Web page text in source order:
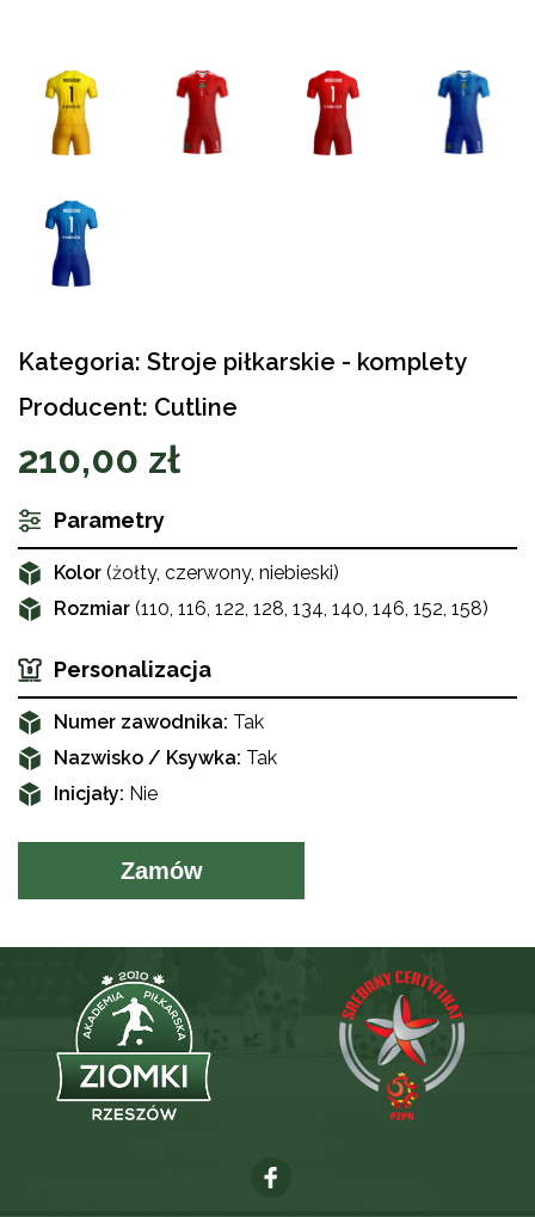
Kategoria: Stroje piłkarskie - komplety
Producent: Cutline
210,00 zł
Parametry
Kolor (żołty, czerwony, niebieski)
Rozmiar (110, 116, 122, 128, 134, 140, 146, 152, 158)
Personalizacja
Numer zawodnika: Tak
Nazwisko / Ksywka: Tak
Inicjały: Nie
Zamów